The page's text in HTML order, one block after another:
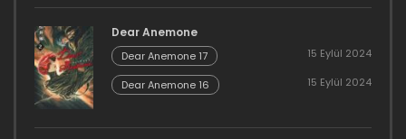
Dear Anemone
Dear Anemone 17 15 Eylül 2024
Dear Anemone 16 15 Eylül 2024